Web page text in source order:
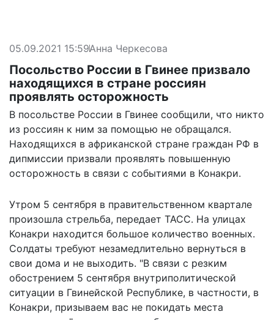
05.09.2021 15:59Анна Черкесова
Посольство России в Гвинее призвало
находящихся в стране россиян
проявлять осторожность
В посольстве России в Гвинее сообщили, что никто
из россиян к ним за помощью не обращался.
Находящихся в африканской стране граждан РФ в
дипмиссии призвали проявлять повышенную
осторожность в связи с событиями в Конакри.
Утром 5 сентября в правительственном квартале
произошла стрельба, передает ТАСС. На улицах
Конакри находится большое количество военных.
Солдаты требуют незамедлительно вернуться в
свои дома и не выходить. "В связи с резким
обострением 5 сентября внутриполитической
ситуации в Гвинейской Республике, в частности, в
Конакри, призываем вас не покидать места